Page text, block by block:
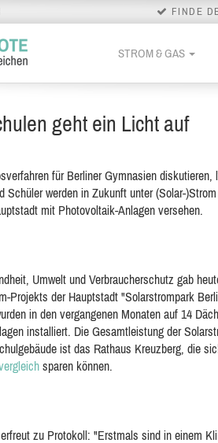
FINDE
STROM & GAS
geht ein Licht auf
für Berliner Gymnasien
Schüler werden in Zukunft unter (Solar-
mit Photovoltaik-Anlagen versehen.
Umwelt und Verbraucherschutz gab
Projekts der Hauptstadt "Solarstrompark
in den vergangenen Monaten auf 14
installiert. Die Gesamtleistung der
ist das Rathaus Kreuzberg, die
sparen können.
zu Protokoll: "Erstmals sind in einem